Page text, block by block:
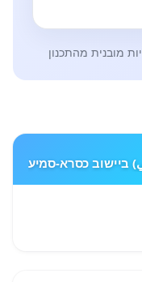
מובנית מהתכנון